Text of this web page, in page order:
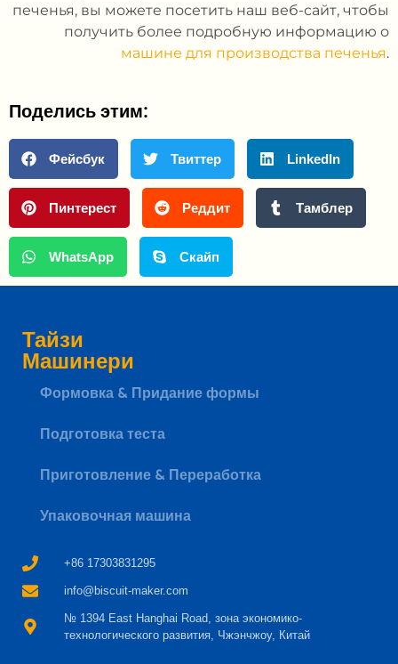
печенья, вы можете посетить наш веб-сайт, чтобы
получить более подробную информацию о
машине для производства печенья.
Поделись этим:
Фейсбук Твиттер LinkedIn
Пинтерест Реддит Тамблер
WhatsApp Скайп
Тайзи
Машинери
Формовка & Придание формы
Подготовка теста
Приготовление & Переработка
Упаковочная машина
+86 17303831295
info@biscuit-maker.com
№ 1394 East Hanghai Road, зона экономико-
технологического развития, Чжэнчжоу, Китай